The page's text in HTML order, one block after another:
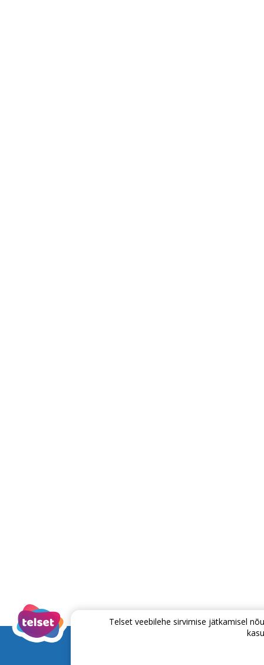
Telset veebilehe sirvimise jätkamisel